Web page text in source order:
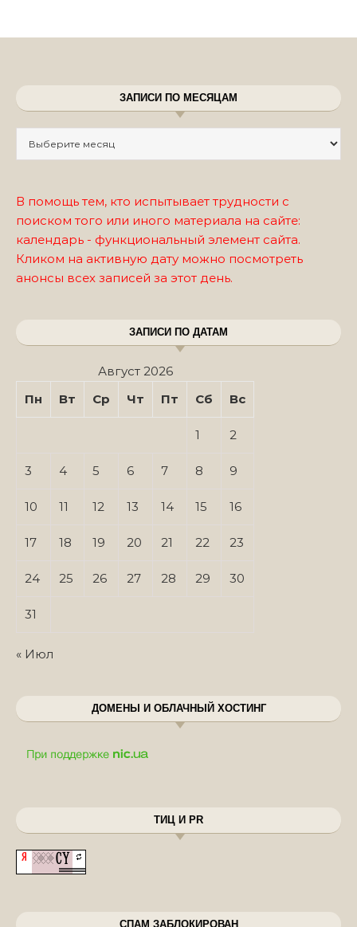
ЗАПИСИ ПО МЕСЯЦАМ
В помощь тем, кто испытывает трудности с
поиском того или иного материала на сайте:
календарь - функциональный элемент сайта.
Кликом на активную дату можно посмотреть
анонсы всех записей за этот день.
ЗАПИСИ ПО ДАТАМ
Август 2026
Пн
Вт Ср Чт Пт Сб Вс
1 2
3 4 5 6 7 8 9
10 11 12 13 14 15 16
17 18 19 20 21 22 23
24 25 26 27 28 29 30
31
« Июл
ДОМЕНЫ И ОБЛАЧНЫЙ ХОСТИНГ
ТИЦ И PR
СПАМ ЗАБЛОКИРОВАН